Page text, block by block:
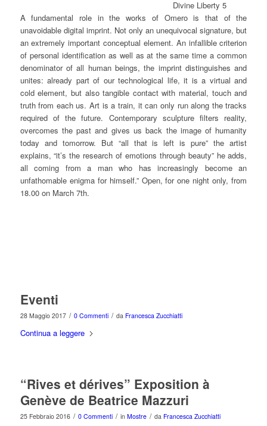
Divine Liberty 5
A fundamental role in the works of Omero is that of the
unavoidable digital imprint. Not only an unequivocal signature, but
an extremely important conceptual element. An infallible criterion
of personal identification as well as at the same time a common
denominator of all human beings, the imprint distinguishes and
unites: already part of our technological life, it is a virtual and
cold element, but also tangible contact with material, touch and
truth from each us. Art is a train, it can only run along the tracks
required of the future. Contemporary sculpture filters reality,
overcomes the past and gives us back the image of humanity
today and tomorrow. But “all that is left is pure” the artist
explains, “it’s the research of emotions through beauty” he adds,
all coming from a man who has increasingly become an
unfathomable enigma for himself.” Open, for one night only, from
18.00 on March 7th.
Eventi
28 Maggio 2017 / 0 Commenti / da Francesca Zucchiatti
Continua a leggere
“Rives et dérives” Exposition à
Genève de Beatrice Mazzuri
25 Febbraio 2016 / 0 Commenti / in Mostre / da Francesca Zucchiatti